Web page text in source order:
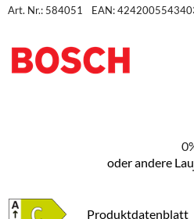
Art. Nr.: 584051 EAN:
oder andere
Produktdatenblatt